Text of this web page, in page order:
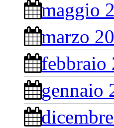
maggio
marzo
febbraio
gennaio